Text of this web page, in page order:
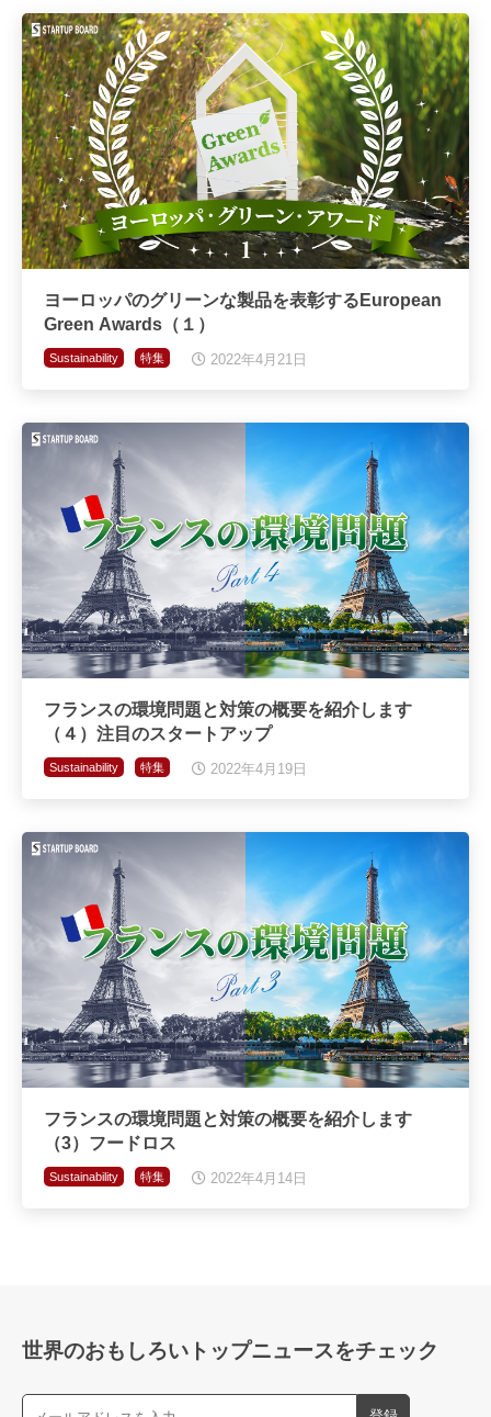
ヨーロッパのグリーンな製品を表彰するEuropean
Green Awards（１）
Sustainability 特集 2022年4月21日
フランスの環境問題と対策の概要を紹介します
（４）注目のスタートアップ
Sustainability 特集 2022年4月19日
フランスの環境問題と対策の概要を紹介します
（3）フードロス
Sustainability 特集 2022年4月14日
世界のおもしろいトップニュースをチェック